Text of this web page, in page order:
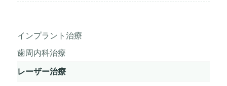
インプラント治療
歯周内科治療
レーザー治療